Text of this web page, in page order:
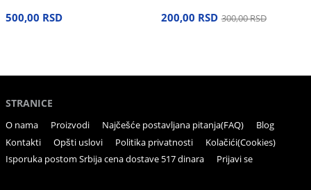
500,00 RSD 200,00 RSD 300,00 RSD
STRANICE
O nama Proizvodi Najčešće postavljana pitanja(FAQ)
Blog
Kontakti
Opšti uslovi Politika privatnosti
Kolačići(Cookies)
Isporuka postom Srbija cena dostave 517 dinara
Prijavi se